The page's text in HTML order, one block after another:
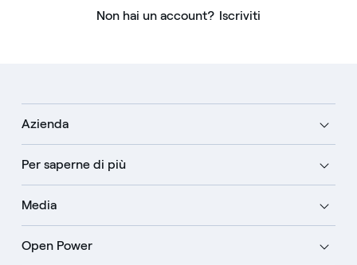
Non hai un account? Iscriviti
Azienda
Per saperne di più
Media
Open Power